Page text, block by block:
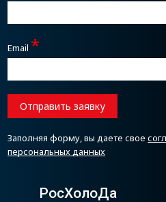
Email *
Отправить заявку
Заполняя форму, вы даете свое
персональных данных
РосХолоДа